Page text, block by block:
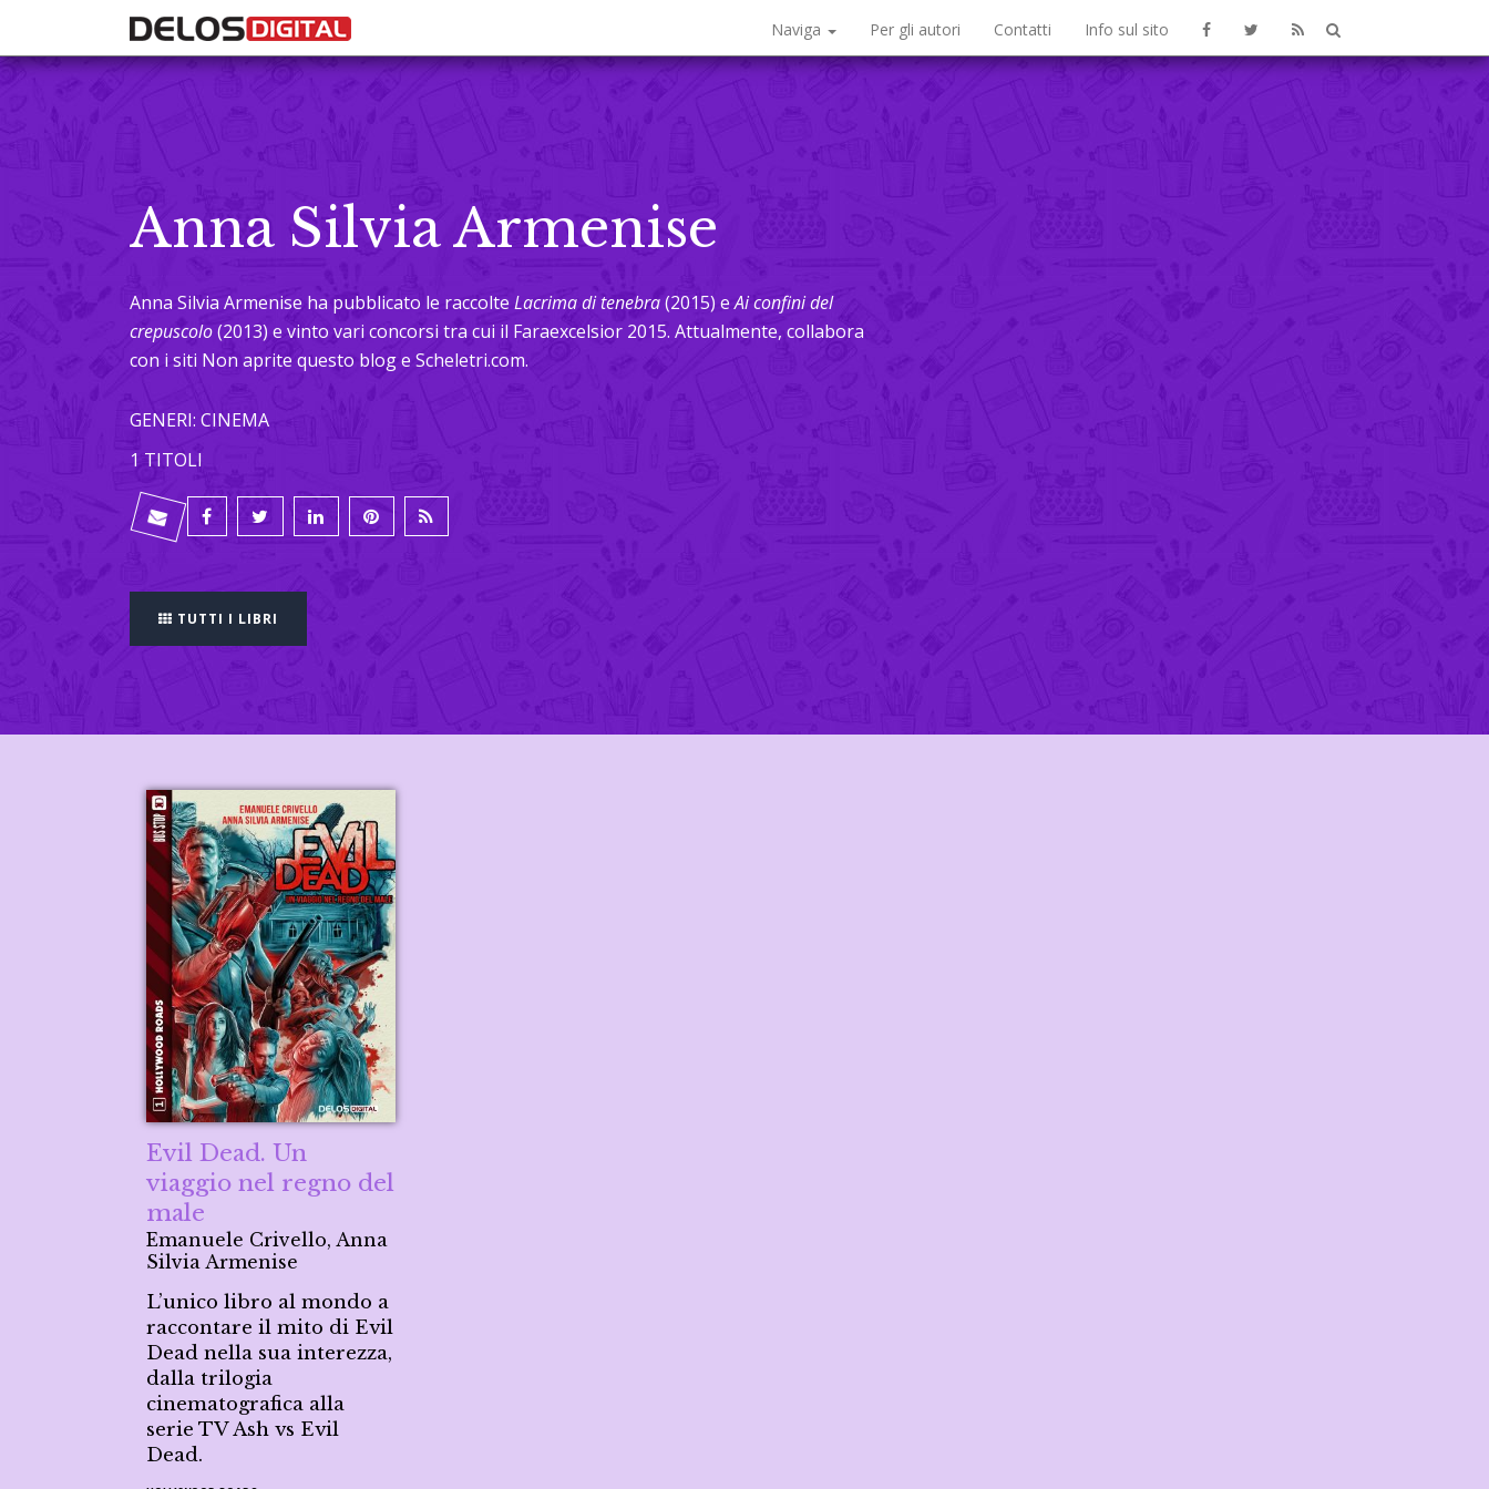
Naviga Per gli autori Contatti Info sul sito
Anna Silvia Armenise
Anna Silvia Armenise ha pubblicato le raccolte Lacrima di te­nebra(2015) eAi confini del
crepuscolo(2013) e vinto vari concorsi tra cui il Faraexcelsior 2015. Attualmente, collabora
con i siti Non aprite questo blog e Scheletri.com.
GENERI: CINEMA
1 TITOLI
TUTTI I LIBRI
Evil Dead. Un
viaggio nel regno del
male
Emanuele Crivello, Anna
Silvia Armenise
L’unico libro al mondo a
raccontare il mito di Evil
Dead nella sua interezza,
dalla trilogia
cinematografica alla
serie TV Ash vs Evil
Dead.